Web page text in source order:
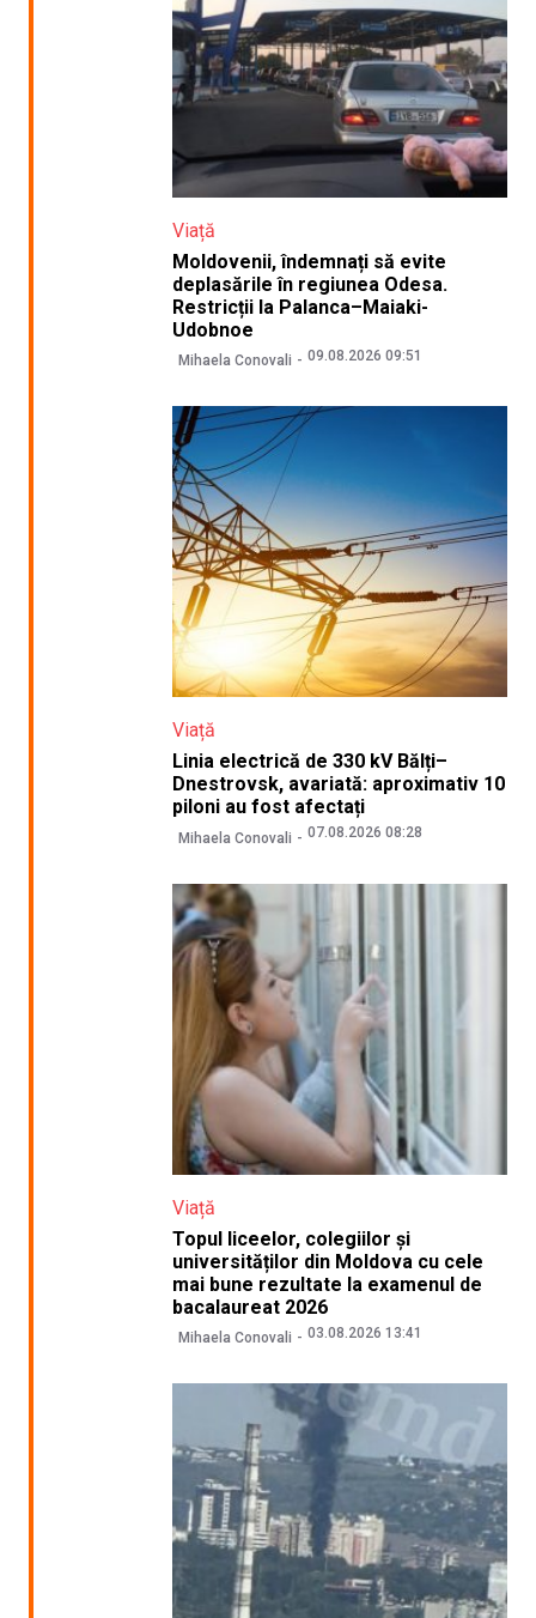
Viață
Moldovenii, îndemnați să evite
deplasările în regiunea Odesa.
Restricții la Palanca–Maiaki-
Udobnoe
Mihaela Conovali 09.08.2026 09:51
Viață
Linia electrică de 330 kV Bălți–
Dnestrovsk, avariată: aproximativ 10
piloni au fost afectați
Mihaela Conovali 07.08.2026 08:28
Viață
Topul liceelor, colegiilor și
universităților din Moldova cu cele
mai bune rezultate la examenul de
bacalaureat 2026
Mihaela Conovali 03.08.2026 13:41